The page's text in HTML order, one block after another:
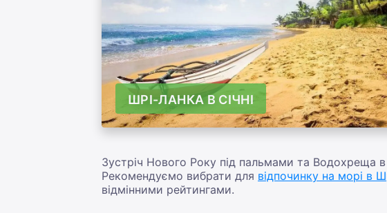
ШРІ-ЛАНКА В СІЧНІ
Зустріч Нового Року під пальмами та Водохреща в
Рекомендуємо вибрати для відпочинку на морі в
відмінними рейтингами.